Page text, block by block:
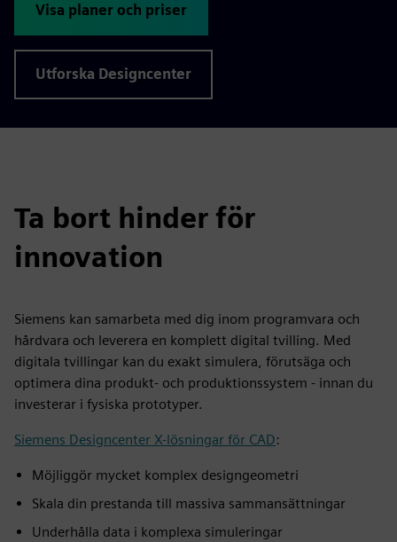
Visa planer och priser
Utforska Designcenter
Ta bort hinder för
innovation
Siemens kan samarbeta med dig inom programvara och
hårdvara och leverera en komplett digital tvilling. Med
digitala tvillingar kan du exakt simulera, förutsäga och
optimera dina produkt- och produktionssystem - innan du
investerar i fysiska prototyper.
Siemens Designcenter X-lösningar för CAD:
Möjliggör mycket komplex designgeometri
Skala din prestanda till massiva sammansättningar
Underhålla data i komplexa simuleringar